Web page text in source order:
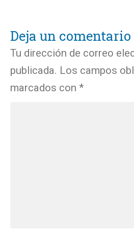
Deja un comentario
Tu dirección de correo
publicada. Los campos
marcados con *